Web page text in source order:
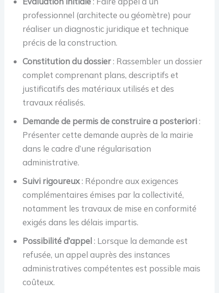
professionnel (architecte ou géomètre) pour
réaliser un diagnostic juridique et technique
précis de la construction.
Constitution du dossier: Rassembler un dossier
complet comprenant plans, descriptifs et
justificatifs des matériaux utilisés et des
travaux réalisés.
Demande de permis de construire a posteriori:
Présenter cette demande auprès de la mairie
dans le cadre d’une régularisation
administrative.
Suivi rigoureux: Répondre aux exigences
complémentaires émises par la collectivité,
notamment les travaux de mise en conformité
exigés dans les délais impartis.
Possibilité d’appel: Lorsque la demande est
refusée, un appel auprès des instances
administratives compétentes est possible mais
coûteux.